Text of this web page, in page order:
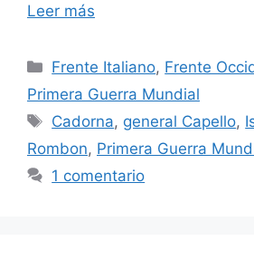
Leer más
Categorías
Frente Italiano, Frente
Primera Guerra Mundial
Etiquetas
Cadorna, general Capello,
Rombon, Primera Guerra
1 comentario